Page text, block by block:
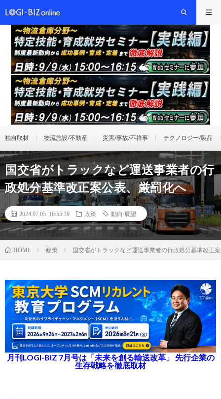
独自取材 物流施設/不動産 災害/事故/不祥事 テクノロジー/製品
国交省がトラックなど運送事業者の行
政処分基準改正案公表、厳罰化へ
2024.07.05 16:55:39 政策 動向/展望
HOME 政策 国交省がトラックなど運送事業者の行政処分基準改正
月刊LOGI-BIZ 7月号は「未来を創る輸送改革」 先行企業の
生存戦略を徹底取材